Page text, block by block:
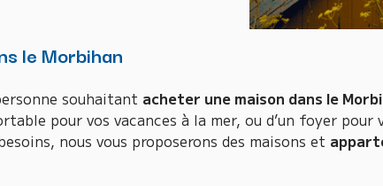
le Morbihan
souhaitant acheter une maison dans le
pour vos vacances à la mer, ou d’un foyer
nous vous proposerons des maisons et